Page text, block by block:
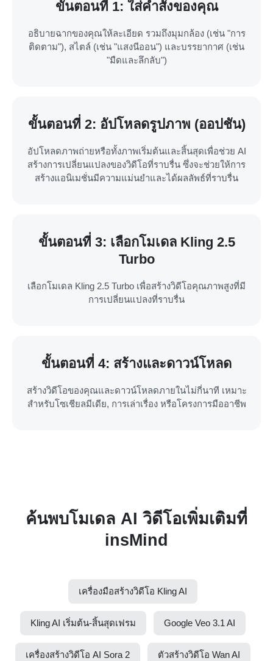
ขั้นตอนที่ 1: ใส่คำสั่งของคุณ
อธิบายฉากของคุณให้ละเอียด รวมถึงมุมกล้อง (เช่น "การ
ติดตาม"), สไตล์ (เช่น "แสงนีออน") และบรรยากาศ (เช่น
"มืดและลึกลับ")
ขั้นตอนที่ 2: อัปโหลดรูปภาพ (ออปชัน)
อัปโหลดภาพถ่ายหรือทั้งภาพเริ่มต้นและสิ้นสุดเพื่อช่วย AI
สร้างการเปลี่ยนแปลงของวิดีโอที่ราบรื่น ซึ่งจะช่วยให้การ
สร้างแอนิเมชั่นมีความแม่นยำและได้ผลลัพธ์ที่ราบรื่น
ขั้นตอนที่ 3: เลือกโมเดล Kling 2.5
Turbo
เลือกโมเดล Kling 2.5 Turbo เพื่อสร้างวิดีโอคุณภาพสูงที่มี
การเปลี่ยนแปลงที่ราบรื่น
ขั้นตอนที่ 4: สร้างและดาวน์โหลด
สร้างวิดีโอของคุณและดาวน์โหลดภายในไม่กี่นาที เหมาะ
สำหรับโซเชียลมีเดีย, การเล่าเรื่อง หรือโครงการมืออาชีพ
ค้นพบโมเดล AI วิดีโอเพิ่มเติมที่
insMind
เครื่องมือสร้างวิดีโอ Kling AI
Kling AI เริ่มต้น-สิ้นสุดเฟรม Google Veo 3.1 AI
เครื่องสร้างวิดีโอ AI Sora 2 ตัวสร้างวิดีโอ Wan AI